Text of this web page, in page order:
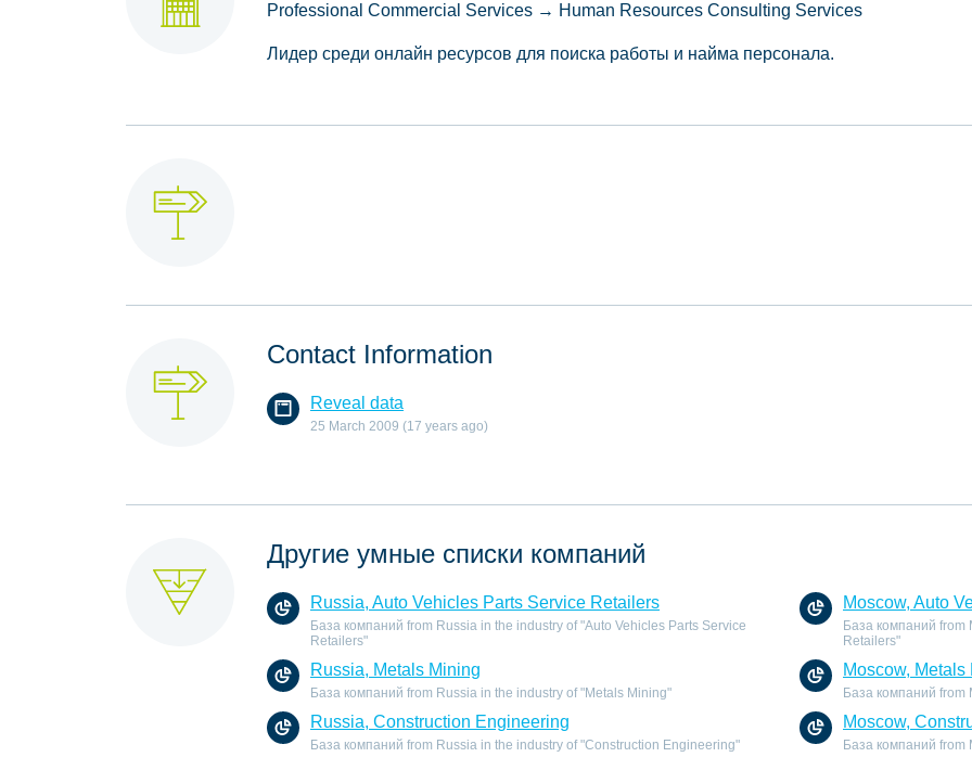
Professional Commercial Services → Human Resources Consulting Services
Лидер среди онлайн ресурсов для поиска работы и найма персонала.
Contact Information
Reveal data
25 March 2009 (17 years ago)
Другие умные списки компаний
Russia, Auto Vehicles Parts Service Retailers
База компаний from Russia in the industry of "Auto Vehicles Parts Service
Retailers"
Moscow, Auto
База компаний from
Retailers"
Russia, Metals Mining
База компаний from Russia in the industry of "Metals Mining"
Moscow, Metals
База компаний from
Russia, Construction Engineering
База компаний from Russia in the industry of "Construction Engineering"
Moscow,
База компаний from